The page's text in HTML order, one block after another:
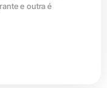
e outra é